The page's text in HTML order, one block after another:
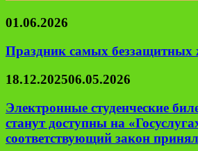
01.06.2026
Праздник самых беззащитных
18.12.202506.05.2026
Электронные студенческие
станут доступны на
соответствующий закон